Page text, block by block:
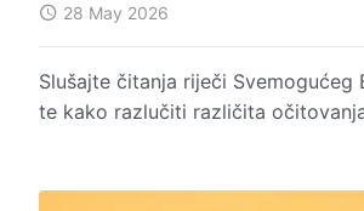
28 May 2026
Slušajte čitanja riječi
te kako razlučiti različita